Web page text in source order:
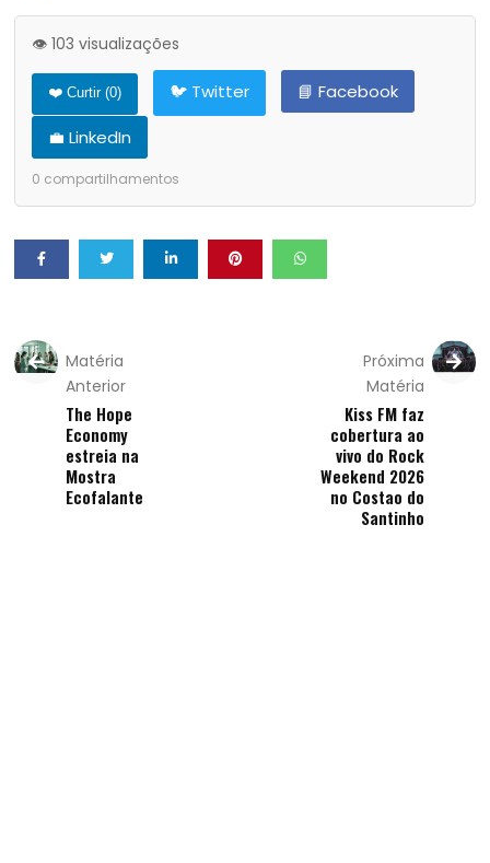
👁️ 103 visualizações
❤️ Curtir (0) 🐦 Twitter
📘 Facebook
💼 LinkedIn
0 compartilhamentos
Matéria
Anterior
The Hope
Economy
estreia na
Mostra
Ecofalante
Próxima
Matéria
Kiss FM faz
cobertura ao
vivo do Rock
Weekend 2026
no Costao do
Santinho